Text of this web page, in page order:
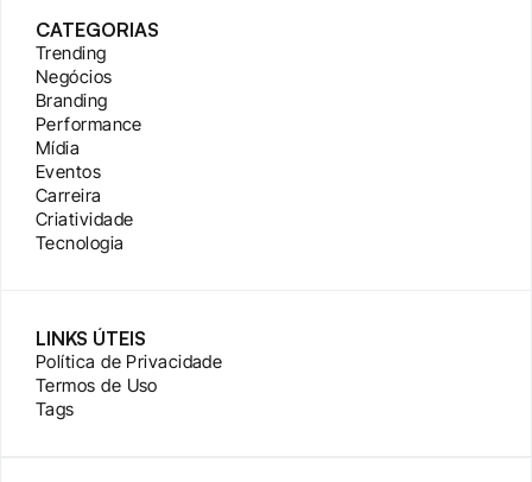
CATEGORIAS
Trending
Negócios
Branding
Performance
Mídia
Eventos
Carreira
Criatividade
Tecnologia
LINKS ÚTEIS
Política de Privacidade
Termos de Uso
Tags